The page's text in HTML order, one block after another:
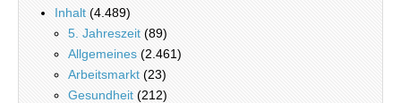
Inhalt (4.489)
5. Jahreszeit (89)
Allgemeines (2.461)
Arbeitsmarkt (23)
Gesundheit (212)